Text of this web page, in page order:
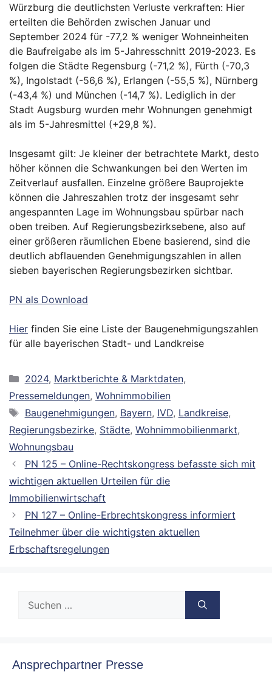
Würzburg die deutlichsten Verluste verkraften: Hier
erteilten die Behörden zwischen Januar und
September 2024 für -77,2 % weniger Wohneinheiten
die Baufreigabe als im 5-Jahresschnitt 2019-2023. Es
folgen die Städte Regensburg (-71,2 %), Fürth (-70,3
%), Ingolstadt (-56,6 %), Erlangen (-55,5 %), Nürnberg
(-43,4 %) und München (-14,7 %). Lediglich in der
Stadt Augsburg wurden mehr Wohnungen genehmigt
als im 5-Jahresmittel (+29,8 %).
Insgesamt gilt: Je kleiner der betrachtete Markt, desto
höher können die Schwankungen bei den Werten im
Zeitverlauf ausfallen. Einzelne größere Bauprojekte
können die Jahreszahlen trotz der insgesamt sehr
angespannten Lage im Wohnungsbau spürbar nach
oben treiben. Auf Regierungsbezirksebene, also auf
einer größeren räumlichen Ebene basierend, sind die
deutlich abflauenden Genehmigungszahlen in allen
sieben bayerischen Regierungsbezirken sichtbar.
PN als Download
Hier finden Sie eine Liste der Baugenehmigungszahlen
für alle bayerischen Stadt- und Landkreise
Kategorien
2024, Marktberichte & Marktdaten,
Pressemeldungen, Wohnimmobilien
Schlagwörter
Baugenehmigungen, Bayern, IVD, Landkreise,
Regierungsbezirke, Städte, Wohnimmobilienmarkt,
Wohnungsbau
PN 125 – Online-Rechtskongress befasste sich mit
wichtigen aktuellen Urteilen für die
Immobilienwirtschaft
PN 127 – Online-Erbrechtskongress informiert
Teilnehmer über die wichtigsten aktuellen
Erbschaftsregelungen
nach:
Ansprechpartner Presse